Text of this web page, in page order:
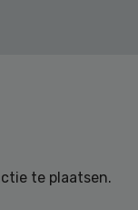
te plaatsen.